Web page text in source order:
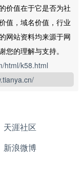
价值在于它是否为社
值，域名价值，行业
网站资料均来源于网
的理解与支持。
html/k58.html
天涯社区
新浪微博